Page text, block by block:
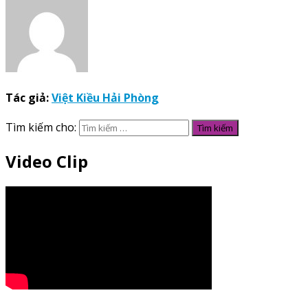
Tác giả:Việt Kiều Hải Phòng
Tìm kiếm cho:
Video Clip